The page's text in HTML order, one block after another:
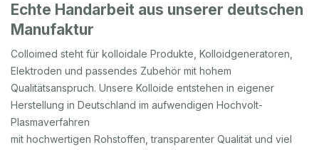
Echte Handarbeit aus unserer deutschen
Manufaktur
Colloimed steht für kolloidale Produkte, Kolloidgeneratoren,
Elektroden und passendes Zubehör mit hohem
Qualitätsanspruch. Unsere Kolloide entstehen in eigener
Herstellung in Deutschland im aufwendigen Hochvolt-
Plasmaverfahren
mit hochwertigen Rohstoffen, transparenter Qualität und viel